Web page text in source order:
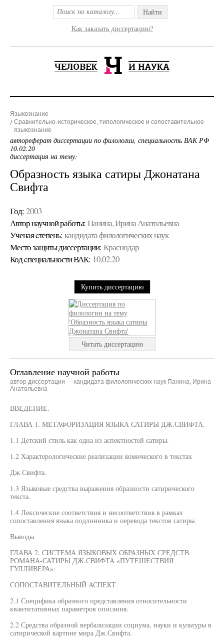
Найти
Как заказать диссертацию?
Языкознание
Сравнительно-историческое, типологическое и сопоставительное
языкознание
автореферат диссертации по филологии, специальность ВАК РФ
10.02.20
диссертация на тему:
Образность языка сатиры Джонатана
Свифта
Год: 2003
Автор научной работы: Панина, Ирина Анатольевна
Ученая cтепень: кандидата филологических наук
Место защиты диссертации: Краснодар
Код cпециальности ВАК: 10.02.20
Купить диссертацию
Читать диссертацию
Оглавление научной работы
автор диссертации — кандидата филологических наук Панина, Ирина
Анатольевна
ВВЕДЕНИЕ.
ГЛАВА 1. МЕТАФОРИЗАЦИЯ ЯЗЫКА САТИРЫ ДЖ.СВИФТА.
1.1 Детский стиль как одна из аспектностей сатиры.
1.2 Характерологические реализации комического в текстах
Дж.Свифта.
1.3 Языковые средства выражения образности сатирического
текста.
1.4 Лексические соответствия и несоответствия в рамках
сопоставления языка подлинника и перевода текстов сатиры.
Выводы.
ГЛАВА 2. СИСТЕМА ЯЗЫКОВЫХ ОБРАЗНЫХ СРЕДСТВ
РОМАНА-САТИРЫ ДЖ.СВИФТА «ПУТЕШЕСТВИЯ
ГУЛЛИВЕРА»:
СОПОСТАВИТЕЛЬНЫЙ АСПЕКТ.
2.1 Специфика образного представления относительности
квантитативных параметров описания.
2.2 Средства образной вербализации социума, науки и культуры в
сатирической картине мира Дж.Свифта.